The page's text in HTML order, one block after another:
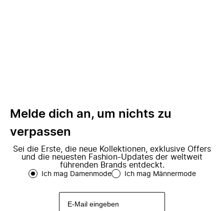
Melde dich an, um nichts zu
verpassen
Sei die Erste, die neue Kollektionen, exklusive Offers
und die neuesten Fashion-Updates der weltweit
führenden Brands entdeckt.
Ich mag Damenmode Ich mag Männermode